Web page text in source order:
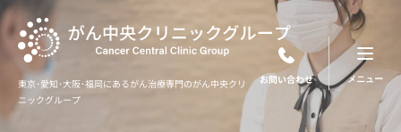
Skip
to
content
東京･愛知･大阪･福岡にあるがん治療専門のがん中央クリ
ニックグループ
お問い合わせ